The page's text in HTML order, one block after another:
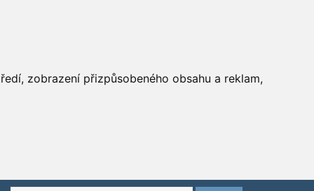
zobrazení přizpůsobeného obsahu a reklam,